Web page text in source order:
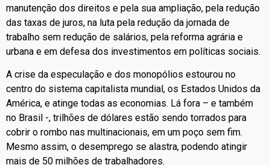
manutenção dos direitos e pela sua ampliação, pela redução
das taxas de juros, na luta pela redução da jornada de
trabalho sem redução de salários, pela reforma agrária e
urbana e em defesa dos investimentos em políticas sociais.
A crise da especulação e dos monopólios estourou no
centro do sistema capitalista mundial, os Estados Unidos da
América, e atinge todas as economias. Lá fora – e também
no Brasil -, trilhões de dólares estão sendo torrados para
cobrir o rombo nas multinacionais, em um poço sem fim.
Mesmo assim, o desemprego se alastra, podendo atingir
mais de 50 milhões de trabalhadores.